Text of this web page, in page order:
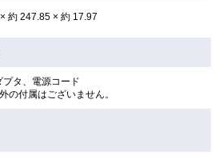
約 247.85 × 約 17.97
プタ、電源コード
の付属はございません。